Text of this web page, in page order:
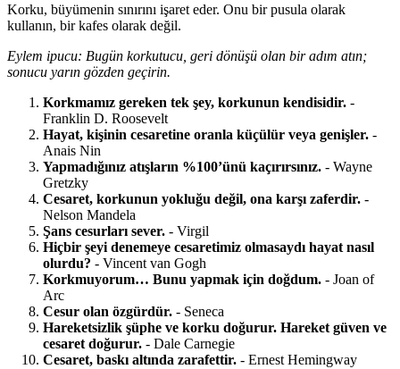
Korku, büyümenin sınırını işaret eder. Onu bir pusula olarak
kullanın, bir kafes olarak değil.
Eylem ipucu: Bugün korkutucu, geri dönüşü olan bir adım atın;
sonucu yarın gözden geçirin.
Korkmamız gereken tek şey, korkunun kendisidir. -
Franklin D. Roosevelt
Hayat, kişinin cesaretine oranla küçülür veya genişler. -
Anais Nin
Yapmadığınız atışların %100’ünü kaçırırsınız. - Wayne
Gretzky
Cesaret, korkunun yokluğu değil, ona karşı zaferdir. -
Nelson Mandela
Şans cesurları sever. - Virgil
Hiçbir şeyi denemeye cesaretimiz olmasaydı hayat nasıl
olurdu? - Vincent van Gogh
Korkmuyorum… Bunu yapmak için doğdum. - Joan of
Arc
Cesur olan özgürdür. - Seneca
Hareketsizlik şüphe ve korku doğurur. Hareket güven ve
cesaret doğurur. - Dale Carnegie
Cesaret, baskı altında zarafettir. - Ernest Hemingway